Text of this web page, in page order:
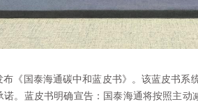
《国泰海通碳中和蓝皮书》。该蓝皮书系
。蓝皮书明确宣告：国泰海通将按照主动